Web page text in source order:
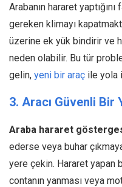
Arabanın hararet
gereken klimayı
üzerine ek yük bindirir ve
neden olabilir. Bu tür
gelin, yeni bir araç ile yola
3. Aracı Güvenli Bir
Araba hararet
ederse veya buhar
yere çekin. Hararet yapan
contanın yanması veya